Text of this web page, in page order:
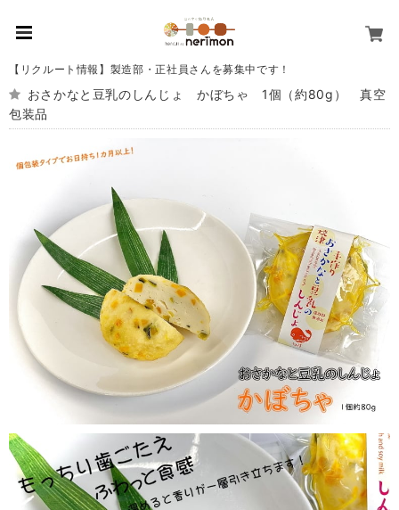
【リクルート情報】製造部・正社員さんを募集中です！
おさかなと豆乳のしんじょ かぼちゃ 1個（約80g） 真空
包装品